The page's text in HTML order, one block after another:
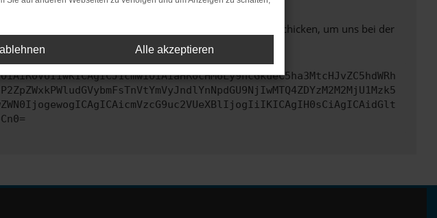
das Problem zu beheben. Du kannst uns diesen Text schicken, um uns bei der
Alle akzeptieren